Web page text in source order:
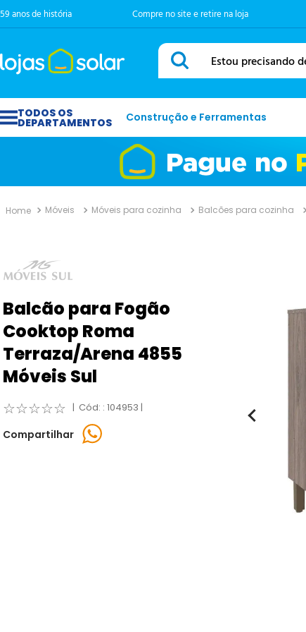
59 anos de história Compre no site e retire na loja
Estou precisando de...
Construção e Ferramentas
Móveis Móveis para cozinha Balcões para cozinha
Balcão para Fogão
Cooktop Roma
Terraza/Arena 4855
Móveis Sul
☆☆☆☆☆ : 104953
Compartilhar